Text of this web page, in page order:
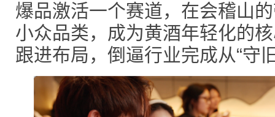
爆品激活一个赛道，在会稽山
小众品类，成为黄酒年轻化的
跟进布局，倒逼行业完成从“守